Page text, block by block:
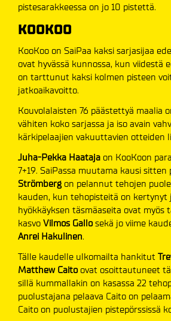
pistesarakkeessa on jo 10 pistettä.
KOOKOO
KooKoo on SaiPaa kaksi sarjasijaa
ovat hyvässä kunnossa, kun viidestä
on tarttunut kaksi kolmen pisteen
jatkoaikavoitto.
Kouvolalaisten 76 päästettyä maalia
vähiten koko sarjassa ja iso avain
kärkipelaajien vakuuttavien otteiden
Juha-Pekka Haataja on KooKoon
7+19. SaiPassa muutama kausi
Strömberg on pelannut tehojen
kauden, kun tehopisteitä on kertynyt
hyökkäyksen täsmäaseita ovat myös
kasvo Vilmos Gallosekä jo viime
Anrei Hakulinen.
Tälle kaudelle ulkomailta hankitut
Matthew Caito ovat osoittautuneet
sillä kummallakin on kasassa 22
puolustajana pelaava Caito on
Caito on puolustajien pistepörssissä